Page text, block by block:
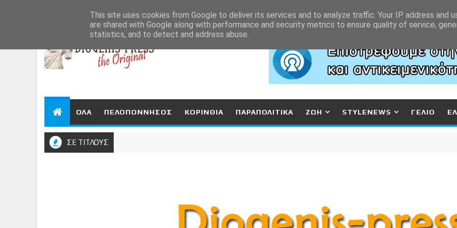
ΟΛΑ ΠΕΛΟΠΟΝΝΗΣΟΣ ΚΟΡΙΝΘΙΑ ΠΑΡΑΠΟΛΙΤΙΚΑ ΖΩΗ STYLENEWS ΓΕΛΙΟ
ΣΕ ΤΙΤΛΟΥΣ
This site uses cookies from Google to deliver its services and to analyze traffic. Your IP address and
are shared with Google along with performance and security metrics to ensure quality of service,
statistics, and to detect and address abuse.